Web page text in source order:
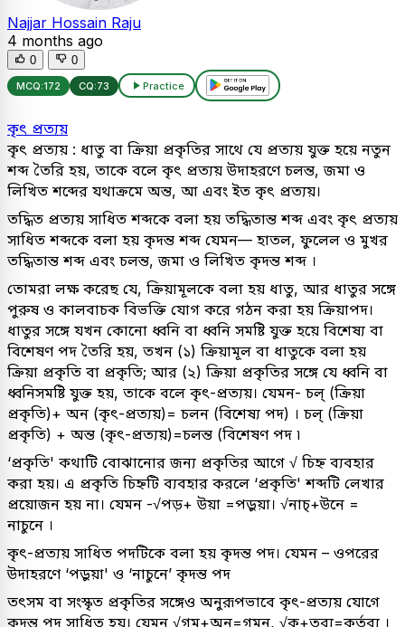
Najjar Hossain Raju
4 months ago
0 0
MCQ:172 CQ:73 Practice
কৃৎ প্রত্যয়
কৃৎ প্রত্যয় : ধাতু বা ক্রিয়া প্রকৃতির সাথে যে প্রত্যয় যুক্ত হয়ে নতুন
শব্দ তৈরি হয়, তাকে বলে কৃৎ প্রত্যয় উদাহরণে চলন্ত, জমা ও
লিখিত শব্দের যথাক্রমে অন্ত, আ এবং ইত কৃৎ প্রত্যয়।
তদ্ধিত প্রত্যয় সাধিত শব্দকে বলা হয় তদ্ধিতান্ত শব্দ এবং কৃৎ প্রত্যয়
সাধিত শব্দকে বলা হয় কৃদন্ত শব্দ যেমন— হাতল, ফুলেল ও মুখর
তদ্ধিতান্ত শব্দ এবং চলন্ত, জমা ও লিখিত কৃদন্ত শব্দ ।
তোমরা লক্ষ করেছ যে, ক্রিয়ামূলকে বলা হয় ধাতু, আর ধাতুর সঙ্গে
পুরুষ ও কালবাচক বিভক্তি যোগ করে গঠন করা হয় ক্রিয়াপদ।
ধাতুর সঙ্গে যখন কোনো ধ্বনি বা ধ্বনি সমষ্টি যুক্ত হয়ে বিশেষ্য বা
বিশেষণ পদ তৈরি হয়, তখন (১) ক্রিয়ামূল বা ধাতুকে বলা হয়
ক্রিয়া প্রকৃতি বা প্রকৃতি; আর (২) ক্রিয়া প্রকৃতির সঙ্গে যে ধ্বনি বা
ধ্বনিসমষ্টি যুক্ত হয়, তাকে বলে কৃৎ-প্রত্যয়। যেমন- চল্ (ক্রিয়া
প্রকৃতি)+ অন (কৃৎ-প্রত্যয়)= চলন (বিশেষ্য পদ) । চল্ (ক্রিয়া
প্রকৃতি) + অন্ত (কৃৎ-প্রত্যয়)=চলন্ত (বিশেষণ পদ ৷
‘প্রকৃতি' কথাটি বোঝানোর জন্য প্রকৃতির আগে √ চিহ্ন ব্যবহার
করা হয়। এ প্রকৃতি চিহ্নটি ব্যবহার করলে ‘প্রকৃতি' শব্দটি লেখার
প্রয়োজন হয় না। যেমন -√পড়+ উয়া =পড়ুয়া। √নাচ্+উনে =
নাচুনে ।
কৃৎ-প্রত্যয় সাধিত পদটিকে বলা হয় কৃদন্ত পদ। যেমন – ওপরের
উদাহরণে ‘পড়ুয়া' ও ‘নাচুনে’ কৃদন্ত পদ
তৎসম বা সংস্কৃত প্রকৃতির সঙ্গেও অনুরূপভাবে কৃৎ-প্রত্যয় যোগে
কৃদন্ত পদ সাধিত হয়। যেমন √গম্+অন=গমন, √কৃ+তব্য=কর্তব্য ।